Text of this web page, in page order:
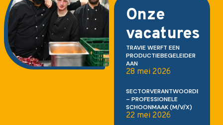
Onze
vacatures
TRAVIE WERFT EEN
PRODUCTIEBEGELEIDER
AAN
28 mei 2026
SECTORVERANTWOORDELIJKE
– PROFESSIONELE
SCHOONMAAK (M/V/X)
22 mei 2026